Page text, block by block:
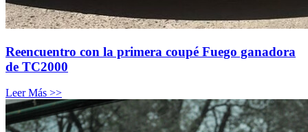
Reencuentro con la primera coupé Fuego ganadora
de TC2000
Leer Más >>